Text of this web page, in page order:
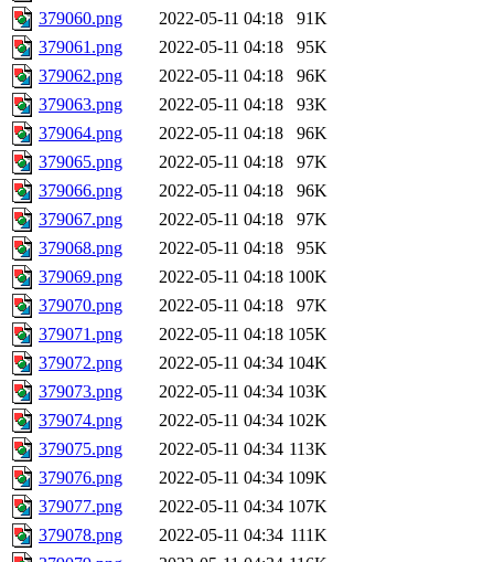
379060.png
2022-05-11 04:18
91K
379061.png
2022-05-11 04:18
95K
379062.png
2022-05-11 04:18
96K
379063.png
2022-05-11 04:18
93K
379064.png
2022-05-11 04:18
96K
379065.png
2022-05-11 04:18
97K
379066.png
2022-05-11 04:18
96K
379067.png
2022-05-11 04:18
97K
379068.png
2022-05-11 04:18
95K
379069.png
2022-05-11 04:18 100K
379070.png
2022-05-11 04:18
97K
379071.png
2022-05-11 04:18 105K
379072.png
2022-05-11 04:34 104K
379073.png
2022-05-11 04:34 103K
379074.png
2022-05-11 04:34 102K
379075.png
2022-05-11 04:34 113K
379076.png
2022-05-11 04:34 109K
379077.png
2022-05-11 04:34 107K
379078.png
2022-05-11 04:34 111K